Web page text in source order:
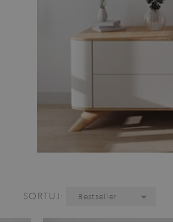
SORTUJ: Bestseller